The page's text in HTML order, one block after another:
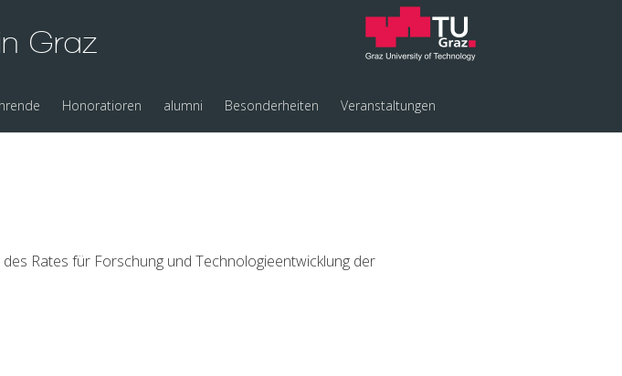
Graz
Honoratioren alumni Besonderheiten Veranstaltungen
Rates für Forschung und Technologieentwicklung der